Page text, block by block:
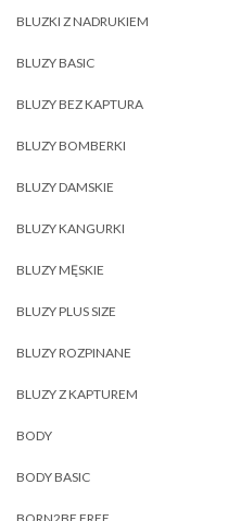
BLUZKI Z NADRUKIEM
BLUZY BASIC
BLUZY BEZ KAPTURA
BLUZY BOMBERKI
BLUZY DAMSKIE
BLUZY KANGURKI
BLUZY MĘSKIE
BLUZY PLUS SIZE
BLUZY ROZPINANE
BLUZY Z KAPTUREM
BODY
BODY BASIC